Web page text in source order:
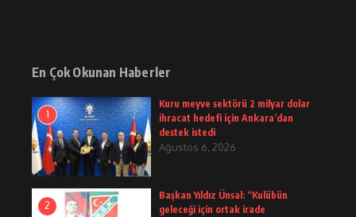
En Çok Okunan Haberler
1
Kuru meyve sektörü 2 milyar dolar
ihracat hedefi için Ankara’dan
destek istedi
Ağustos 6, 2026
2
Başkan Yıldız Ünsal: “Kulübün
geleceği için ortak irade